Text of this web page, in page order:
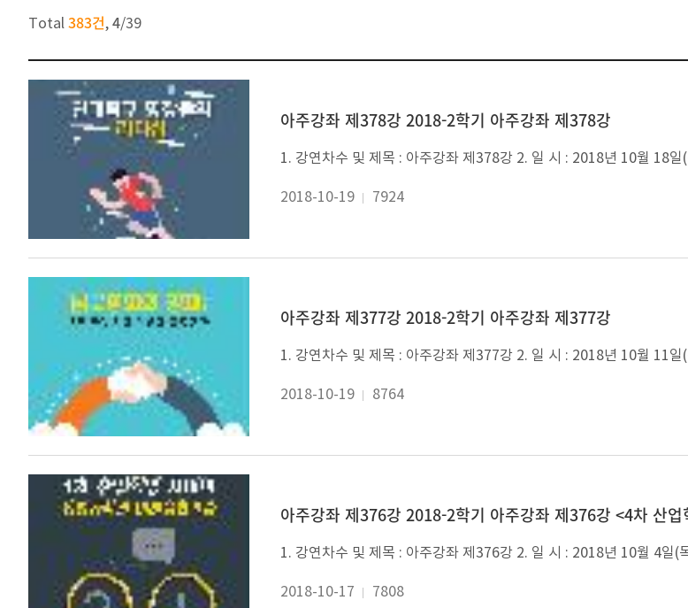
Total 383건, 4/39
아주강좌 제378강 2018-2학기 아주강좌 제378강
2018-10-19 7924
아주강좌 제377강 2018-2학기 아주강좌 제377강
2018-10-19 8764
아주강좌 제376강 2018-2학기 아주강좌 제376강 <4차 산
2018-10-17 7808